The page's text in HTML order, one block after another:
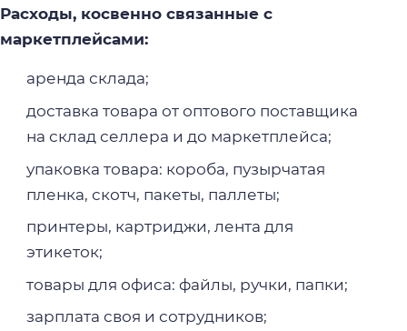
Расходы, косвенно связанные с
маркетплейсами:
аренда склада;
доставка товара от оптового поставщика
на склад селлера и до маркетплейса;
упаковка товара: короба, пузырчатая
пленка, скотч, пакеты, паллеты;
принтеры, картриджи, лента для
этикеток;
товары для офиса: файлы, ручки, папки;
зарплата своя и сотрудников;